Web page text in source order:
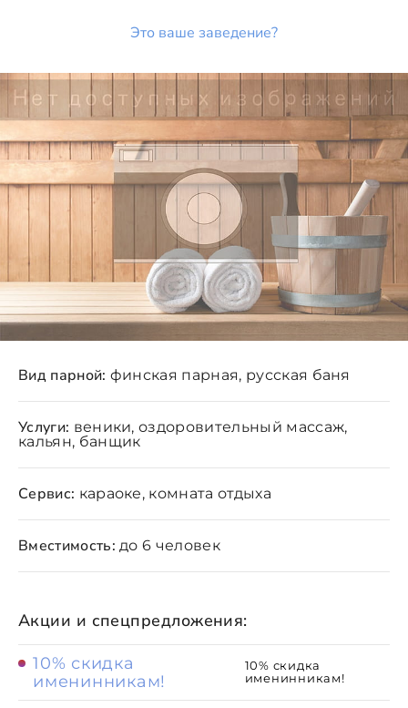
Это ваше заведение?
Акции и спецпредложения:
10% скидка
именинникам!
10% скидка
именинникам!
Вид парной: финская парная, русская баня
Услуги: веники, оздоровительный массаж,
кальян, банщик
Сервис: караоке, комната отдыха
Вместимость: до 6 человек